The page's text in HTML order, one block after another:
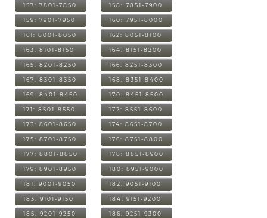
157: 7801-7850 158: 7851-7900
159: 7901-7950 160: 7951-8000
161: 8001-8050 162: 8051-8100
163: 8101-8150 164: 8151-8200
165: 8201-8250 166: 8251-8300
167: 8301-8350 168: 8351-8400
169: 8401-8450 170: 8451-8500
171: 8501-8550 172: 8551-8600
173: 8601-8650 174: 8651-8700
175: 8701-8750 176: 8751-8800
177: 8801-8850 178: 8851-8900
179: 8901-8950 180: 8951-9000
181: 9001-9050 182: 9051-9100
183: 9101-9150 184: 9151-9200
185: 9201-9250 186: 9251-9300